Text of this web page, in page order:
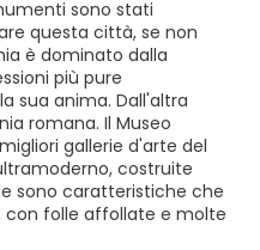
sono stati
questa città, se non
è dominato dalla
più pure
sua anima. Dall'altra
romana. Il Museo
gallerie d'arte del
costruite
sono caratteristiche che
con folle affollate e molte